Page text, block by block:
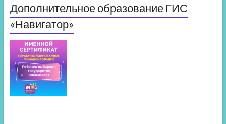
Дополнительное образование ГИС
«Навигатор»